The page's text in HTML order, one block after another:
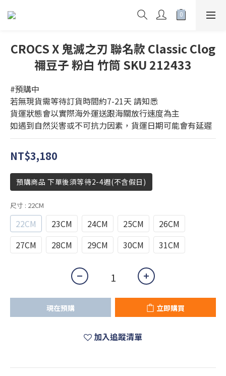
CROCS X 鬼滅之刃 聯名款 Classic Clog
禰豆子 粉白 竹筒 SKU 212433
#預購中
若無現貨需等待訂貨時間約7-21天 請知悉
貨運狀態會以實際海外運送跟海關放行速度為主
如遇到自然災害或不可抗力因素，貨運日期可能會有延遲
NT$3,180
預購商品 下單後須等待2-4週(不含假日)
尺寸 : 22CM
22CM 23CM 24CM 25CM
26CM
27CM
28CM 29CM 30CM 31CM
現在預購 立即購買
加入追蹤清單